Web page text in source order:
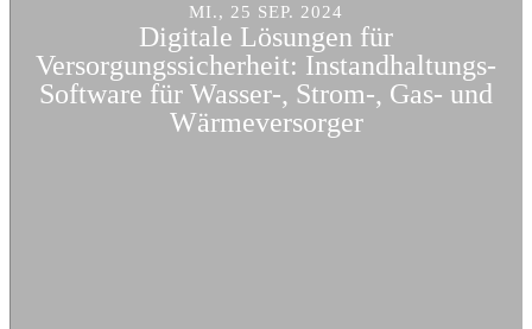
MI., 25 SEP. 2024
Digitale Lösungen für
Versorgungssicherheit: Instandhaltungs-
Software für Wasser-, Strom-, Gas- und
Wärmeversorger